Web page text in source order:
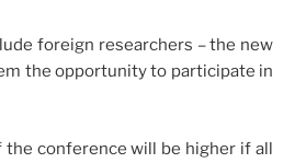
foreign researchers – the new
the opportunity to participate in
the conference will be higher if all